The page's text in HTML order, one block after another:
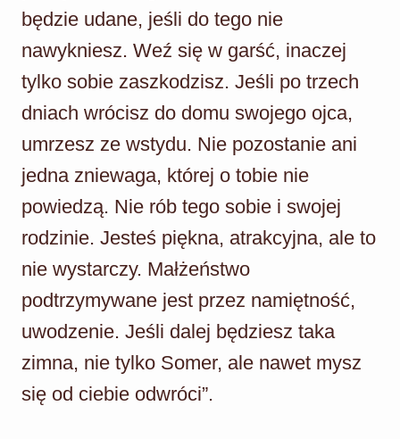
będzie udane, jeśli do tego nie
nawykniesz. Weź się w garść, inaczej
tylko sobie zaszkodzisz. Jeśli po trzech
dniach wrócisz do domu swojego ojca,
umrzesz ze wstydu. Nie pozostanie ani
jedna zniewaga, której o tobie nie
powiedzą. Nie rób tego sobie i swojej
rodzinie. Jesteś piękna, atrakcyjna, ale to
nie wystarczy. Małżeństwo
podtrzymywane jest przez namiętność,
uwodzenie. Jeśli dalej będziesz taka
zimna, nie tylko Somer, ale nawet mysz
się od ciebie odwróci”.